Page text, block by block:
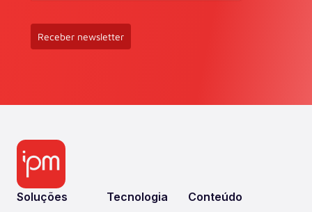
Receber newsletter
Soluções Tecnologia Conteúdo